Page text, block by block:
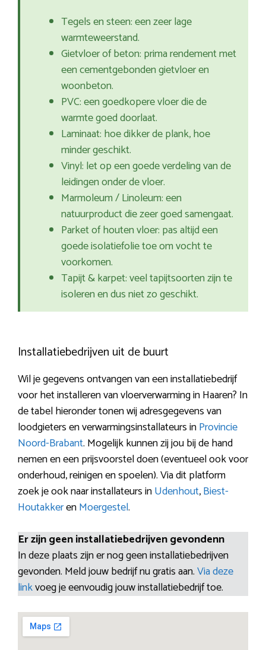
Tegels en steen: een zeer lage
warmteweerstand.
Gietvloer of beton: prima rendement met
een cementgebonden gietvloer en
woonbeton.
PVC: een goedkopere vloer die de
warmte goed doorlaat.
Laminaat: hoe dikker de plank, hoe
minder geschikt.
Vinyl: let op een goede verdeling van de
leidingen onder de vloer.
Marmoleum / Linoleum: een
natuurproduct die zeer goed samengaat.
Parket of houten vloer: pas altijd een
goede isolatiefolie toe om vocht te
voorkomen.
Tapijt & karpet: veel tapijtsoorten zijn te
isoleren en dus niet zo geschikt.
Installatiebedrijven uit de buurt
Wil je gegevens ontvangen van een installatiebedrijf
voor het installeren van vloerverwarming in Haaren? In
de tabel hieronder tonen wij adresgegevens van
loodgieters en verwarmingsinstallateurs inProvincie
Noord-Brabant. Mogelijk kunnen zij jou bij de hand
nemen en een prijsvoorstel doen (eventueel ook voor
onderhoud, reinigen en spoelen). Via dit platform
zoek je ook naar installateurs inUdenhout,Biest-
HoutakkerenMoergestel.
Er zijn geen installatiebedrijven gevondenn
In deze plaats zijn er nog geen installatiebedrijven
gevonden. Meld jouw bedrijf nu gratis aan.Via deze
linkvoeg je eenvoudig jouw installatiebedrijf toe.